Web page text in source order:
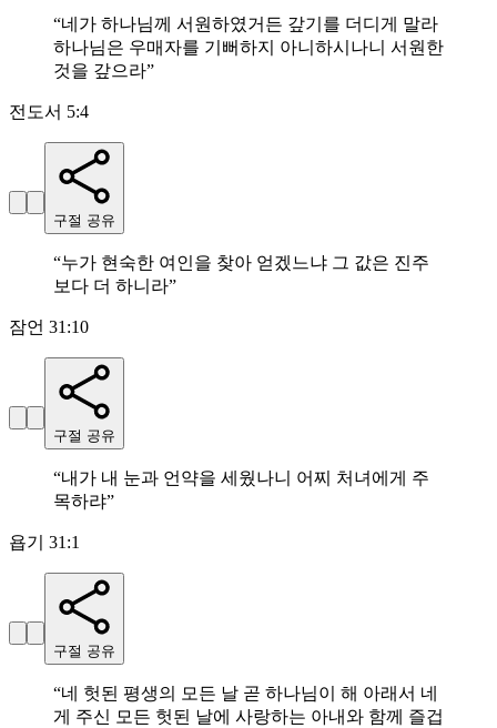
“네가 하나님께 서원하였거든 갚기를 더디게 말라
하나님은 우매자를 기뻐하지 아니하시나니 서원한
것을 갚으라”
전도서 5:4
구절 공유
“누가 현숙한 여인을 찾아 얻겠느냐 그 값은 진주
보다 더 하니라”
잠언 31:10
구절 공유
“내가 내 눈과 언약을 세웠나니 어찌 처녀에게 주
목하랴”
욥기 31:1
구절 공유
“네 헛된 평생의 모든 날 곧 하나님이 해 아래서 네
게 주신 모든 헛된 날에 사랑하는 아내와 함께 즐겁